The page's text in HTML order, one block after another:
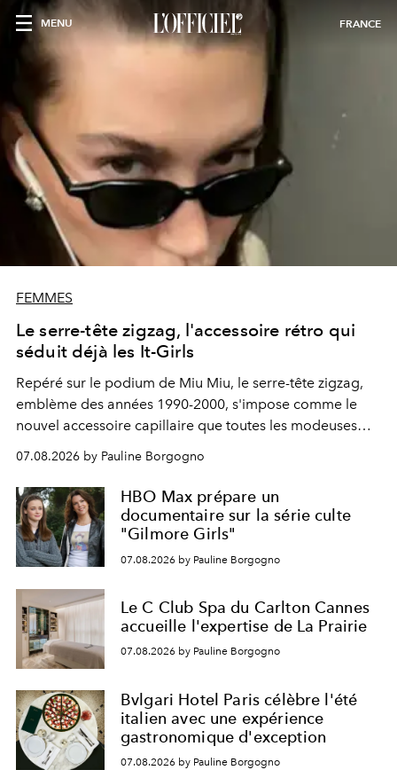
MENU FRANCE
FEMMES
Le serre-tête zigzag, l'accessoire rétro qui
séduit déjà les It-Girls
Repéré sur le podium de Miu Miu, le serre-tête zigzag,
emblème des années 1990-2000, s'impose comme le
nouvel accessoire capillaire que toutes les modeuses
s'arrachent déjà.
07.08.2026 by Pauline Borgogno
HBO Max prépare un
documentaire sur la série culte
"Gilmore Girls"
07.08.2026 by Pauline Borgogno
Le C Club Spa du Carlton Cannes
accueille l'expertise de La Prairie
07.08.2026 by Pauline Borgogno
Bvlgari Hotel Paris célèbre l'été
italien avec une expérience
gastronomique d'exception
07.08.2026 by Pauline Borgogno